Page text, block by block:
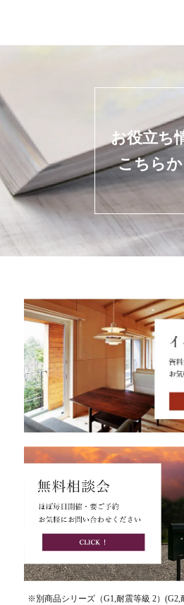
お役立ち
こちら
※別商品シリーズ（G1,耐震等級 2）(G2,